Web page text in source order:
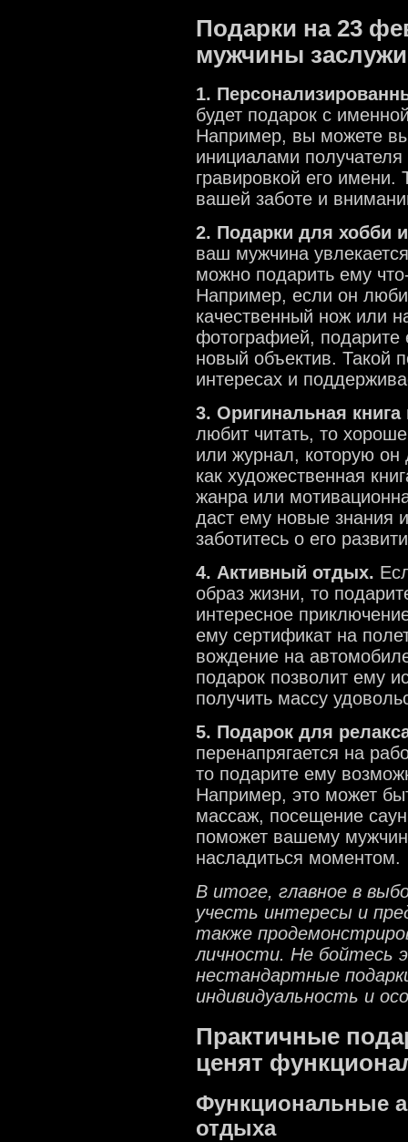
Подарки на 23
мужчины
1.
будет подарок с
Например, вы можете
инициалами
гравировкой его
вашей заботе и
2. Подарки для хобби
ваш мужчина
можно подарить ему
Например, если он
качественный нож или
фотографией,
новый объектив. Такой
интересах и
3. Оригинальная
любит читать, то
или журнал, которую он
как художественная
жанра или
даст ему новые знания
заботитесь о его
4. Активный отдых.
образ жизни, то
интересное
ему сертификат на
вождение на
подарок позволит ему
получить массу
5. Подарок для
перенапрягается на
то подарите ему
Например, это может
массаж, посещение
поможет вашему
насладиться моментом.
В итоге, главное в
учесть интересы и
также
личности. Не бойтесь
нестандартные
индивидуальность и
Практичные
ценят
Функциональные
отдыха